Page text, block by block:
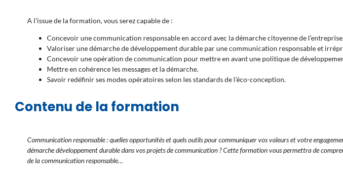
A l’issue de la formation, vous serez capable de :
Concevoir une communication responsable en accord avec la démarche citoyenne de
Valoriser une démarche de développement durable par une communication responsable et
Concevoir une opération de communication pour mettre en avant une politique de
Mettre en cohérence les messages et la démarche.
Savoir redéfinir ses modes opératoires selon les standards de l’éco-conception.
Contenu de la formation
Communication responsable : quelles opportunités et quels outils pour communiquer vos valeurs et votre
démarche développement durable dans vos projets de communication ? Cette formation vous permettra de
de la communication responsable…